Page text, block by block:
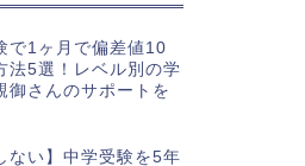
で1ヶ月で偏差値10
法5選！レベル別の学
御さんのサポートを
ない】中学受験を5年